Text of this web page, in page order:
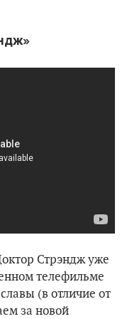
Стрэндж уже
телефильме
(в отличие от
за новой